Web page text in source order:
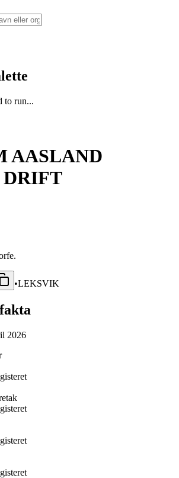
to run...
AASLAND
•LEKSVIK
2026